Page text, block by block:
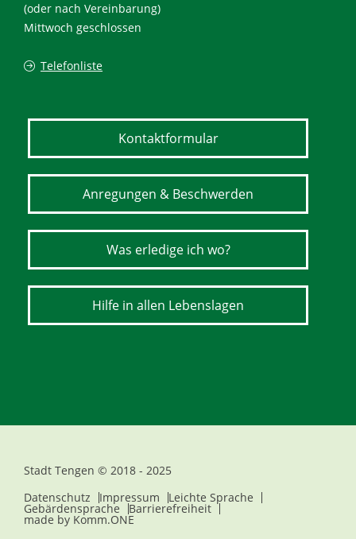
(oder nach Vereinbarung)
Mittwoch geschlossen
Telefonliste
Kontaktformular
Anregungen & Beschwerden
Was erledige ich wo?
Hilfe in allen Lebenslagen
Stadt Tengen © 2018 - 2025
Datenschutz
Impressum Leichte Sprache
Gebärdensprache Barrierefreiheit
made by Komm.ONE